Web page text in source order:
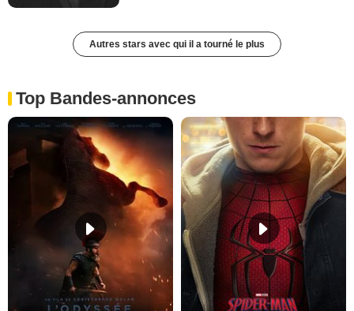
Autres stars avec qui il a tourné le plus
Top Bandes-annonces